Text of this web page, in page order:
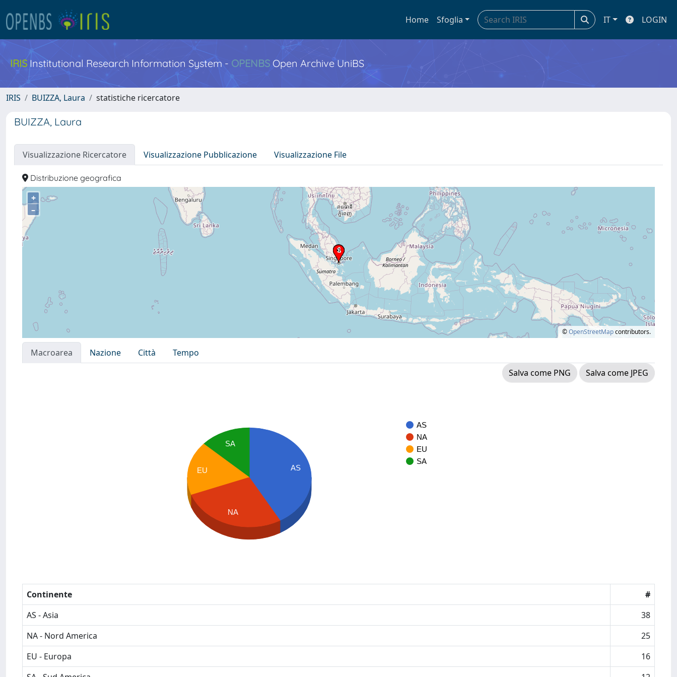
Home Sfoglia IT LOGIN
IRIS Institutional Research Information System - OPENBS Open Archive UniBS
IRIS BUIZZA, Laura statistiche ricercatore
BUIZZA, Laura
Visualizzazione Ricercatore Visualizzazione Pubblicazione Visualizzazione File
Distribuzione geografica
+
–
©OpenStreetMapcontributors.
Macroarea Nazione Città
Tempo
Salva come PNG
Salva come JPEG
AS
NA
EU
SA
AS
SA
EU
NA
Continente
#
AS - Asia
38
NA - Nord America
25
EU - Europa
16